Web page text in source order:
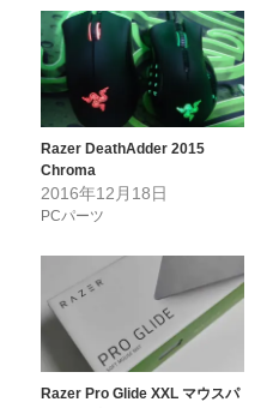
Razer DeathAdder 2015
Chroma
2016年12月18日
PCパーツ
Razer Pro Glide XXL マウスパ